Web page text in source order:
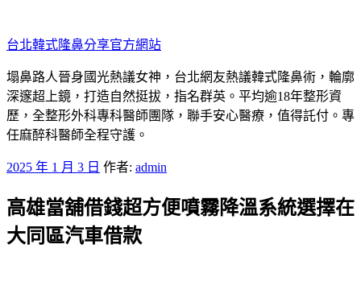
至
主
要
內
容
台北韓式隆鼻分享官方網站
塌鼻路人晉身國光熱議女神，台北網友熱議韓式隆鼻術，輪廓
深邃超上鏡，打造自然挺拔，指名群英。平均逾18年整形資
歷，全整形外科專科醫師團隊，聯手安心醫療，值得託付。專
任麻醉科醫師全程守護。
發
於
2025 年 1 月 3 日 作者: admin
高雄當舖借錢超方便噴霧降溫系統選擇在
大同區汽車借款